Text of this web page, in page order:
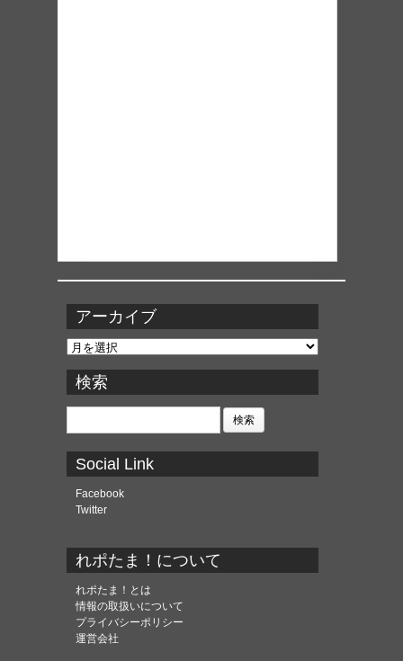
アーカイブ
ア
カ
イ
ブ
検索
検
Social Link
Facebook
Twitter
れポたま！について
れポたま！とは
情報の取扱いについて
プライバシーポリシー
運営会社